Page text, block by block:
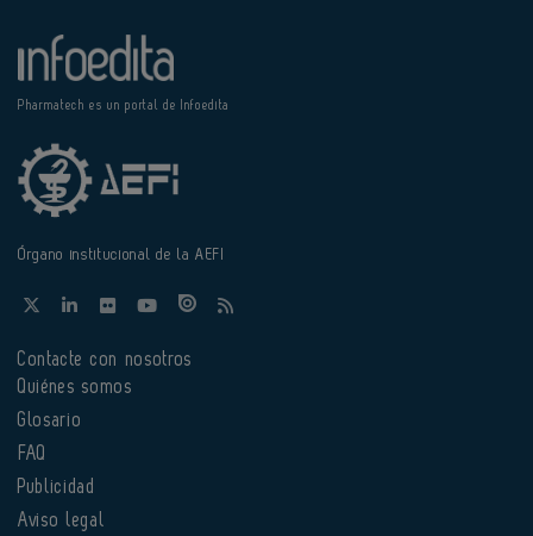
Pharmatech es un portal de Infoedita
Órgano institucional de la AEFI
Contacte con nosotros
Quiénes somos
Glosario
FAQ
Publicidad
Aviso legal